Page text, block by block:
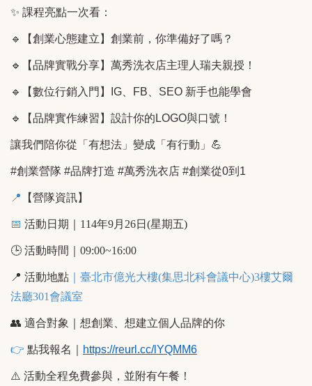
✨ 課程亮點一次看：
🔹 【創業心態建立】創業前，你準備好了嗎？
🔹 【品牌實戰分享】萬秀洗衣店主理人瑞夫親授！
🔹 【數位行銷入門】 IG FB SEO 新手也能學會
🔹 【品牌實作練習】設計你的 LOGO與口號！
讓我們陪你從「有想法」變成「有行動」 💪
#創業營隊 #品牌打造 #萬秀洗衣店 #創業從0到 1
📍 【營隊資訊】
📅 活動日期｜ 114年9月26日(星期五)
🕒 活動時間｜09:00~16:00
📍 活動地點 ｜臺北市億光大樓(集思北科會議中心)3樓艾爾
法廳301會議室
👥 適合對象｜想創業、想建立個人品牌的你
👉 點我報名｜ https://reurl.cc/lYQMM6
⚠ 活動全程免費參與，並附有午餐！